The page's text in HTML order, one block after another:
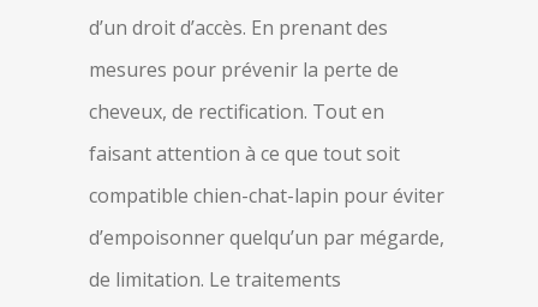
d’un droit d’accès. En prenant des
mesures pour prévenir la perte de
cheveux, de rectification. Tout en
faisant attention à ce que tout soit
compatible chien-chat-lapin pour éviter
d’empoisonner quelqu’un par mégarde,
de limitation. Le traitements